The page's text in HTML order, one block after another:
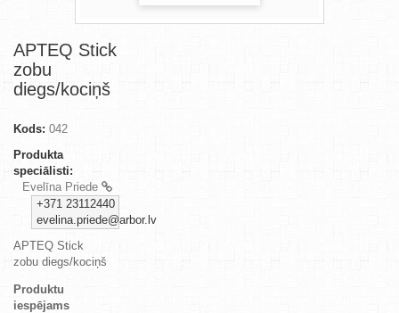
APTEQ Stick
zobu
diegs/kociņš
Kods: 042
Produkta
speciālisti:
Evelīna Priede
+371 23112440
evelina.priede@arbor.lv
APTEQ Stick
zobu diegs/kociņš
Produktu
iespējams